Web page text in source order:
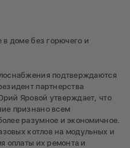
доме без горючего и
подтверждаются
партнерства
Яровой утверждает, что
признано всем
разумное и экономичное.
котлов на модульных и
оплаты их ремонта и